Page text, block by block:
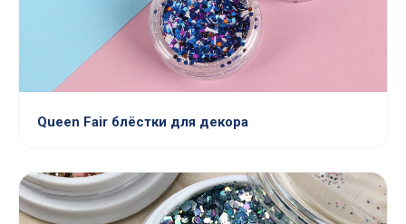
Queen Fair блёстки для декора